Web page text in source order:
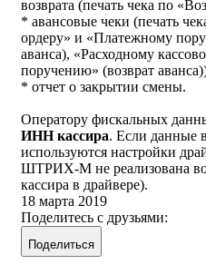
возврата (печать чека по
* авансовые чеки (печать
ордеру» и «Платежному
аванса), «Расходному
поручению» (возврат
* отчет о закрытии смены.
Оператору фискальных
ИНН кассира. Если данные
используются настройки
ШТРИХ-М не реализована
кассира в драйвере).
18 марта 2019
Поделитесь с друзьями:
Поделиться